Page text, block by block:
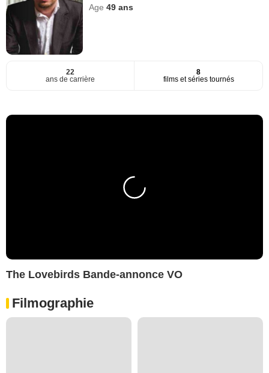
Age49 ans
22
ans de carrière
8
films et séries tournés
The Lovebirds Bande-annonce VO
Filmographie